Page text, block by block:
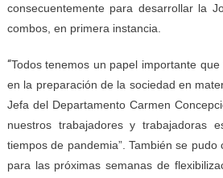
consecuentemente para desarrollar la
combos, en primera instancia.
“Todos tenemos un papel importante
en la preparación de la sociedad en
Jefa del Departamento Carmen
nuestros trabajadores y trabajadoras
tiempos de pandemia”. También se
para las próximas semanas de